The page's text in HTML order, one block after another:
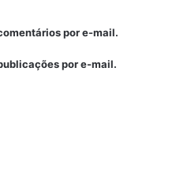
por e-mail.
por e-mail.